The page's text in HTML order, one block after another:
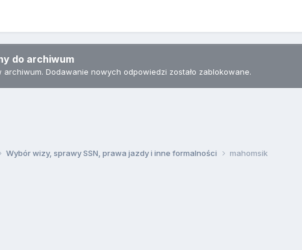
do archiwum
Dodawanie nowych odpowiedzi zostało zablokowane.
Wybór wizy, sprawy SSN, prawa jazdy i inne formalności mahomsik